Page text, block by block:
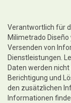
Verantwortlich für
Milimetrado Diseño
Versenden von
Dienstleistungen.
Daten werden
Berichtigung und
den zusätzlichen
Informationen